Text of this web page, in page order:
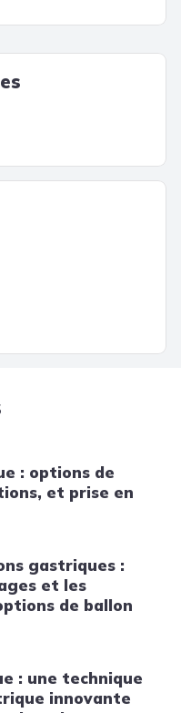
: options de
et prise en
gastriques :
et les
de ballon
: une technique
innovante